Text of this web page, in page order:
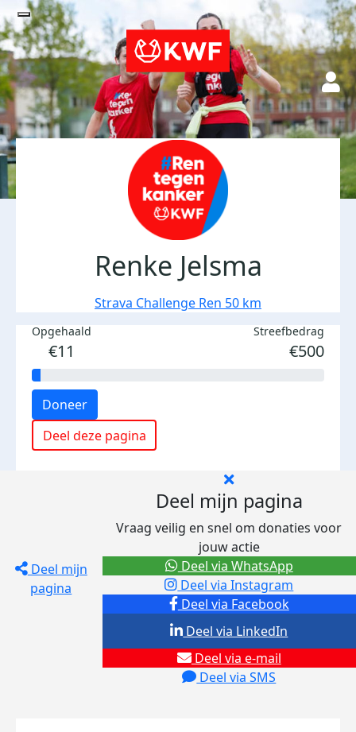
Renke Jelsma
Strava Challenge Ren 50 km
Opgehaald
€11
Streefbedrag
€500
Doneer
Deel deze pagina
Deel mijn
pagina
Deel mijn pagina
Vraag veilig en snel om donaties voor
jouw actie
Deel via Facebook
Deel via Instagram
Deel via e-mail
Deel via SMS
Deel via LinkedIn
Deel via WhatsApp